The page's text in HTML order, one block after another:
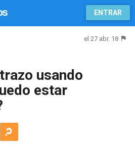
ENTRAR
el 27 abr. 18
usando
estar